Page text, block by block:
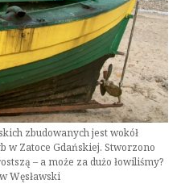
zbudowanych jest wokół
Zatoce Gdańskiej. Stworzono
– a może za dużo łowiliśmy?
Węsławski